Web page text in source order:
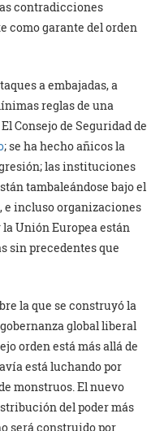
contradicciones
como garante del orden
a embajadas, a
reglas de una
Consejo de Seguridad de
; se ha hecho añicos la
las instituciones
tambaleándose bajo el
e incluso organizaciones
Unión Europea están
sin precedentes que
la que se construyó la
global liberal
orden está más allá de
está luchando por
monstruos. El nuevo
del poder más
será construido por